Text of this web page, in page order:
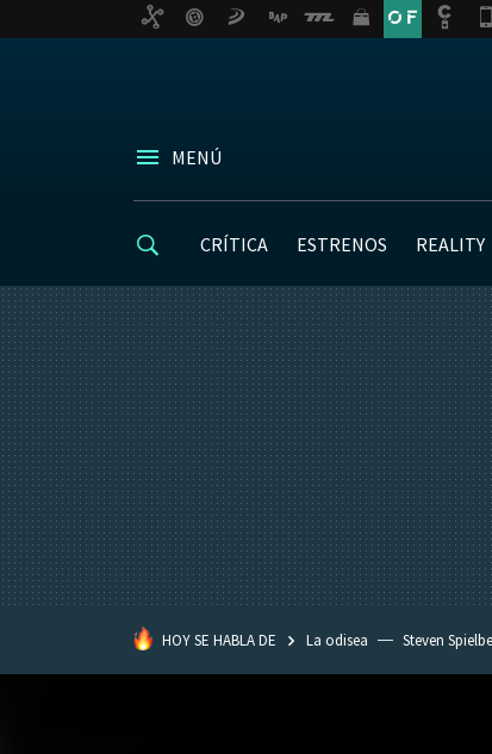
MENÚ
CRÍTICA ESTRENOS REALITY
HOY SE HABLA DE La odisea Steven